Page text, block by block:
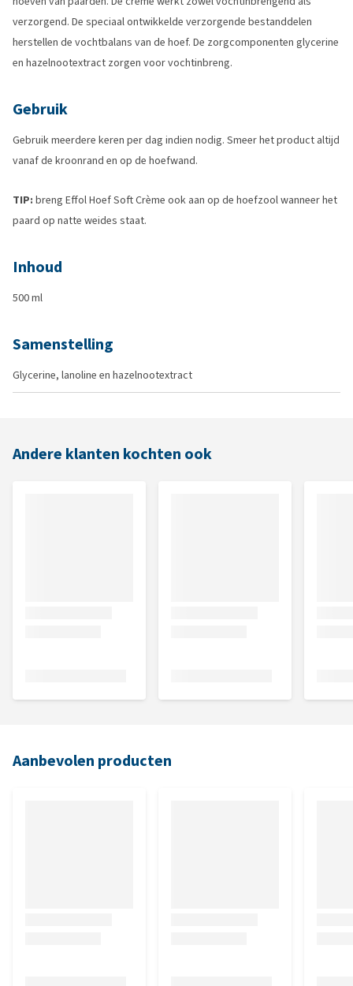
verzorgend. De speciaal ontwikkelde verzorgende bestanddelen
herstellen de vochtbalans van de hoef. De zorgcomponenten glycerine
en hazelnootextract zorgen voor vochtinbreng.
Gebruik
Gebruik meerdere keren per dag indien nodig. Smeer het product altijd
vanaf de kroonrand en op de hoefwand.
TIP: breng Effol Hoef Soft Crème ook aan op de hoefzool wanneer het
paard op natte weides staat.
Inhoud
500 ml
Samenstelling
Glycerine, lanoline en hazelnootextract
Andere klanten kochten ook
Aanbevolen producten